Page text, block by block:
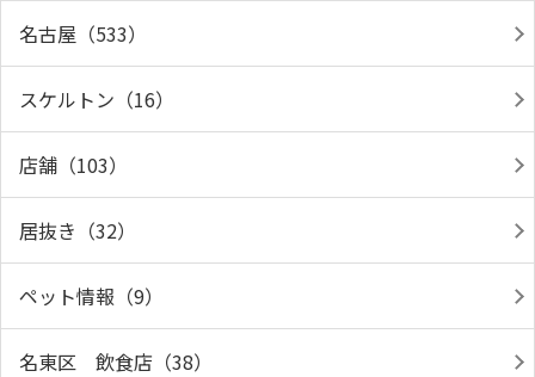
名古屋（533）
スケルトン（16）
店舗（103）
居抜き（32）
ペット情報（9）
名東区 飲食店（38）